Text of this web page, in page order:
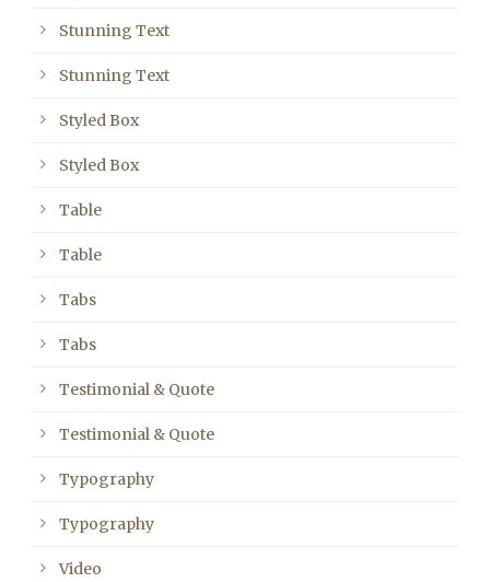
Stunning Text
Stunning Text
Styled Box
Styled Box
Table
Table
Tabs
Tabs
Testimonial & Quote
Testimonial & Quote
Typography
Typography
Video